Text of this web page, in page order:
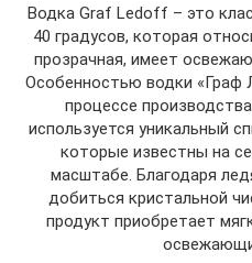
Водка Graf Ledoff – это
40 градусов, которая
прозрачная, имеет
Особенностью водки «Граф
процессе
используется уникальный
которые известны на
масштабе. Благодаря
добиться кристальной
продукт приобретает